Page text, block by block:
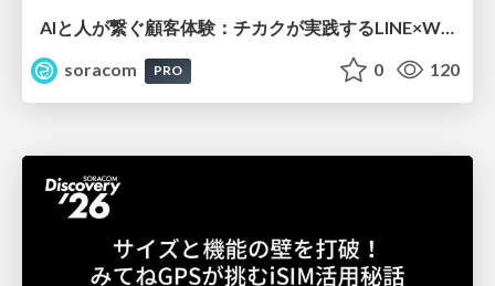
AIと人が繋ぐ顧客体験：チカクが実践するLINE×Wisora活用事例【SORACOM Discovery 2026】
soracom
PRO 0 120